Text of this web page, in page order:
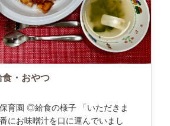
・おやつ
育園 ◎給食の様子 「いただきま
にお味噌汁を口に運んでいまし